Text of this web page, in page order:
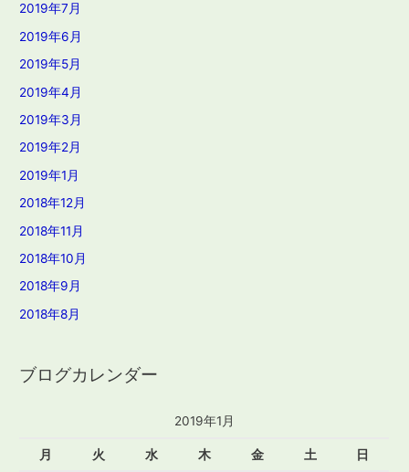
2019年7月
2019年6月
2019年5月
2019年4月
2019年3月
2019年2月
2019年1月
2018年12月
2018年11月
2018年10月
2018年9月
2018年8月
ブログカレンダー
2019年1月
月 火 水 木 金 土 日